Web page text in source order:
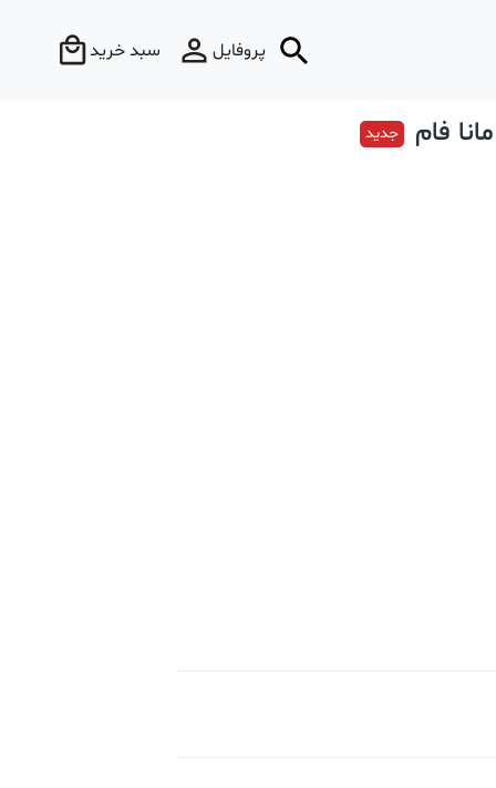
پروفایل سبد خرید
فام جدید